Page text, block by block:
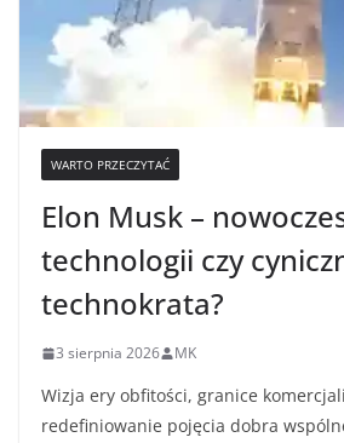
WARTO PRZECZYTAĆ
Elon Musk –
technologii czy
technokrata?
3 sierpnia 2026 MK
Wizja ery obfitości, granice
redefiniowanie pojęcia dobra